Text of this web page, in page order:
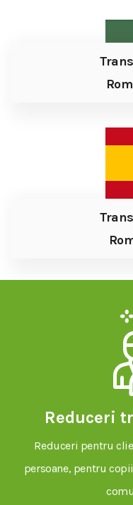
Reduceri
Reduceri pentru
persoane, pentru